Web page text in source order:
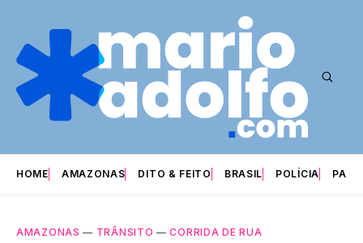
HOME AMAZONAS DITO & FEITO BRASIL POLÍCIA
AMAZONAS — TRÂNSITO —CORRIDA DE RUA